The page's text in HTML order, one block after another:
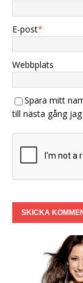
E-post*
Webbplats
Spara mitt
till nästa gång